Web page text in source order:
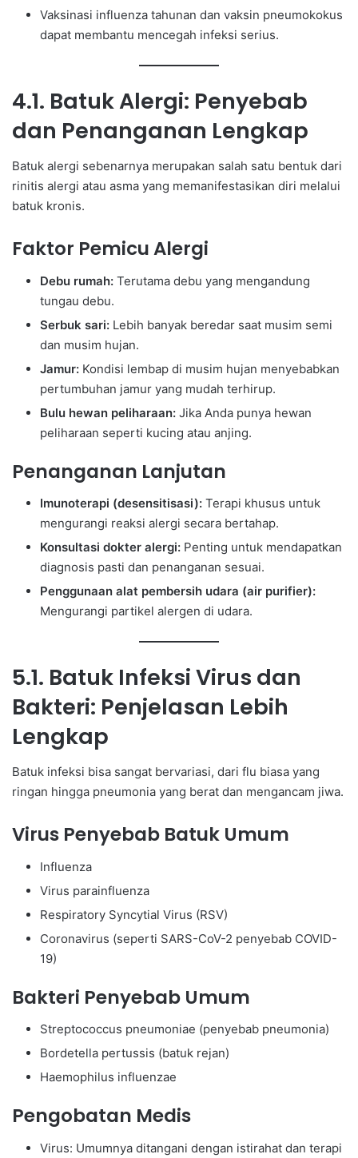
Vaksinasi influenza tahunan dan vaksin pneumokokus
dapat membantu mencegah infeksi serius.
4.1. Batuk Alergi: Penyebab
dan Penanganan Lengkap
Batuk alergi sebenarnya merupakan salah satu bentuk dari
rinitis alergi atau asma yang memanifestasikan diri melalui
batuk kronis.
Faktor Pemicu Alergi
Debu rumah: Terutama debu yang mengandung
tungau debu.
Serbuk sari: Lebih banyak beredar saat musim semi
dan musim hujan.
Jamur: Kondisi lembap di musim hujan menyebabkan
pertumbuhan jamur yang mudah terhirup.
Bulu hewan peliharaan: Jika Anda punya hewan
peliharaan seperti kucing atau anjing.
Penanganan Lanjutan
Imunoterapi (desensitisasi): Terapi khusus untuk
mengurangi reaksi alergi secara bertahap.
Konsultasi dokter alergi: Penting untuk mendapatkan
diagnosis pasti dan penanganan sesuai.
Penggunaan alat pembersih udara (air purifier):
Mengurangi partikel alergen di udara.
5.1. Batuk Infeksi Virus dan
Bakteri: Penjelasan Lebih
Lengkap
Batuk infeksi bisa sangat bervariasi, dari flu biasa yang
ringan hingga pneumonia yang berat dan mengancam jiwa.
Virus Penyebab Batuk Umum
Influenza
Virus parainfluenza
Respiratory Syncytial Virus (RSV)
Coronavirus (seperti SARS-CoV-2 penyebab COVID-
19)
Bakteri Penyebab Umum
Streptococcus pneumoniae (penyebab pneumonia)
Bordetella pertussis (batuk rejan)
Haemophilus influenzae
Pengobatan Medis
Virus: Umumnya ditangani dengan istirahat dan terapi